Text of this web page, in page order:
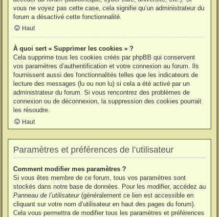
vous ne voyez pas cette case, cela signifie qu’un administrateur du
forum a désactivé cette fonctionnalité.
Haut
À quoi sert « Supprimer les cookies » ?
Cela supprime tous les cookies créés par phpBB qui conservent
vos paramètres d’authentification et votre connexion au forum. Ils
fournissent aussi des fonctionnalités telles que les indicateurs de
lecture des messages (lu ou non lu) si cela a été activé par un
administrateur du forum. Si vous rencontrez des problèmes de
connexion ou de déconnexion, la suppression des cookies pourrait
les résoudre.
Haut
Paramètres et préférences de l’utilisateur
Comment modifier mes paramètres ?
Si vous êtes membre de ce forum, tous vos paramètres sont
stockés dans notre base de données. Pour les modifier, accédez au
Panneau de l’utilisateur(généralement ce lien est accessible en
cliquant sur votre nom d’utilisateur en haut des pages du forum).
Cela vous permettra de modifier tous les paramètres et préférences